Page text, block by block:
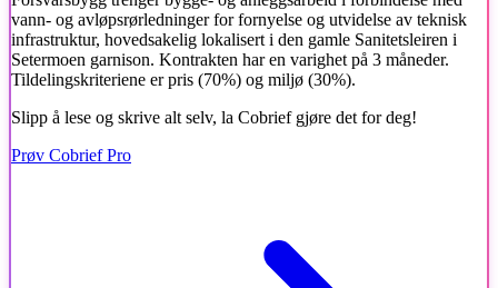
vann- og avløpsrørledninger for fornyelse og utvidelse av teknisk
infrastruktur, hovedsakelig lokalisert i den gamle Sanitetsleiren i
Setermoen garnison. Kontrakten har en varighet på 3 måneder.
Tildelingskriteriene er pris (70%) og miljø (30%).
Slipp å lese og skrive alt selv, la Cobrief gjøre det for deg!
Prøv Cobrief Pro